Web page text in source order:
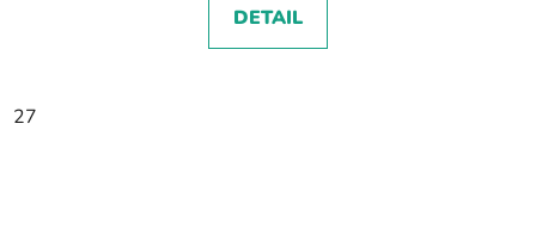
DETAIL
27